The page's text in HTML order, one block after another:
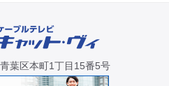
葉区本町1丁目15番5号